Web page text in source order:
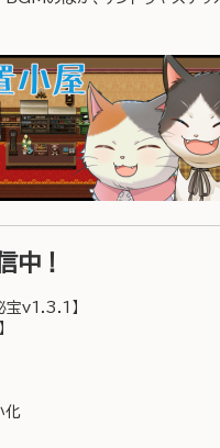
中！
宝v1.3.1】
化